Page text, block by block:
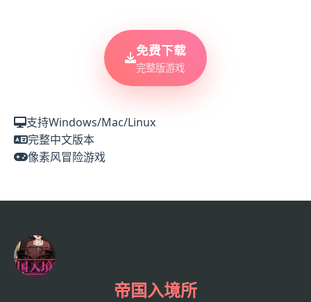
免费下载
完整版游戏
支持Windows/Mac/Linux
完整中文版本
像素风冒险游戏
帝国入境所